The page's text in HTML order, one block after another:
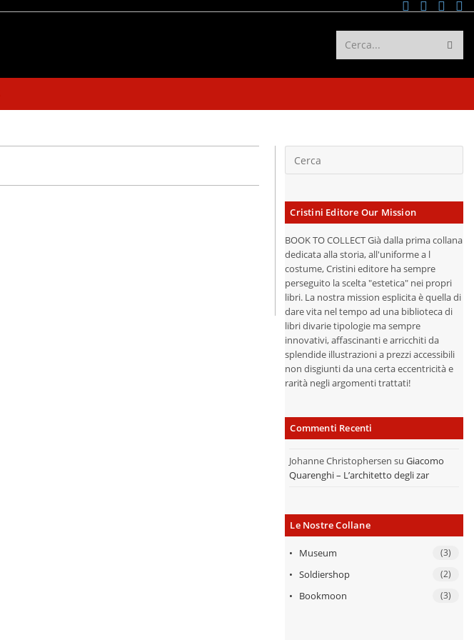
Cerca...
Cristini Editore Our Mission
BOOK TO COLLECT Già dalla prima collana
dedicata alla storia, all'uniforme a l
costume, Cristini editore ha sempre
perseguito la scelta "estetica" nei propri
libri. La nostra mission esplicita è quella di
dare vita nel tempo ad una biblioteca di
libri divarie tipologie ma sempre
innovativi, affascinanti e arricchiti da
splendide illustrazioni a prezzi accessibili
non disgiunti da una certa eccentricità e
rarità negli argomenti trattati!
Commenti Recenti
Johanne Christophersen suGiacomo
Quarenghi – L’architetto degli zar
Le Nostre Collane
Museum (3)
Soldiershop (2)
Bookmoon (3)